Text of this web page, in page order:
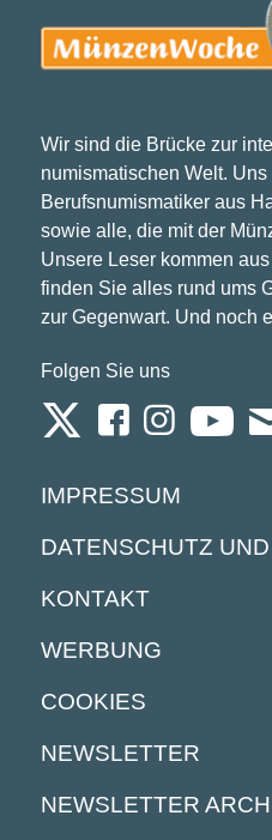
Wir sind die Brücke zur
numismatischen Welt.
Berufsnumismatiker aus
sowie alle, die mit der
Unsere Leser kommen
finden Sie alles rund ums
zur Gegenwart. Und noch
Folgen Sie uns
IMPRESSUM
DATENSCHUTZ
KONTAKT
WERBUNG
COOKIES
NEWSLETTER
NEWSLETTER